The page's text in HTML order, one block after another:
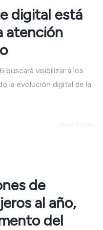
digital está
atención
visibilizar a los
la evolución digital de la
de
al año,
del